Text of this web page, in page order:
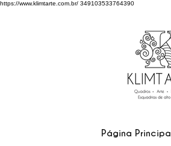
https://www.klimtarte.com.br/ 349103533764390
Página Principal